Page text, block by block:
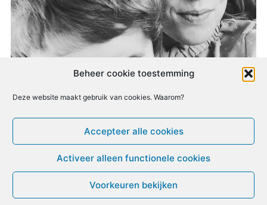
Beheer cookie toestemming
Deze website maakt gebruik van cookies. Waarom?
Accepteer alle cookies
Activeer alleen functionele cookies
Voorkeuren bekijken
© ME-gids.net 2005 – 2026 Migratie/Update website
Dirk Ghijs